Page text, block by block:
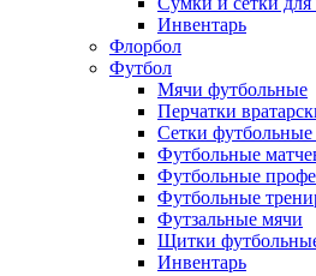
Инвентарь
Флорбол
Футбол
Мячи футбольные
Перчатки
Сетки
Футбольные
Футбольные
Футбольные
Футзальные мячи
Щитки
Инвентарь